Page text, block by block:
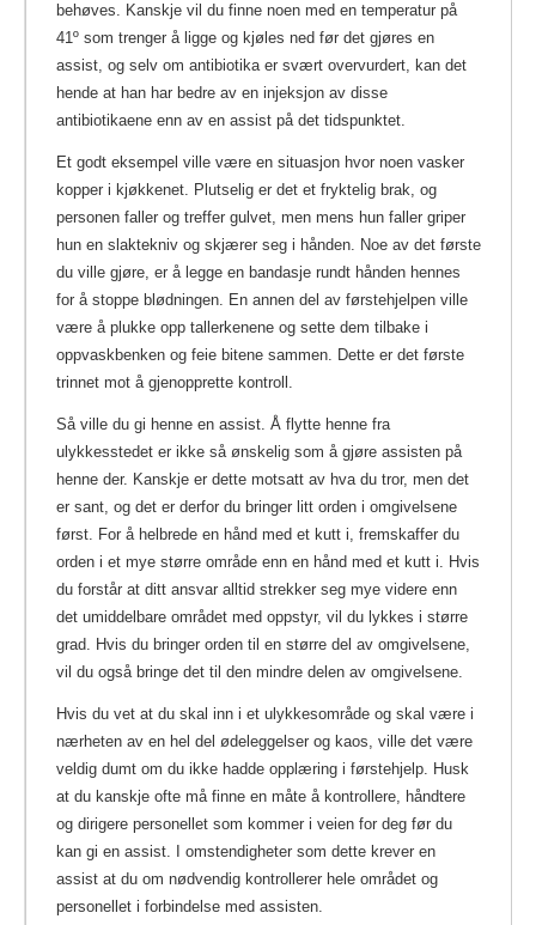
behøves. Kanskje vil du finne noen med en temperatur på
41º som trenger å ligge og kjøles ned før det gjøres en
assist, og selv om antibiotika er svært overvurdert, kan det
hende at han har bedre av en injeksjon av disse
antibiotikaene enn av en assist på det tidspunktet.
Et godt eksempel ville være en situasjon hvor noen vasker
kopper i kjøkkenet. Plutselig er det et fryktelig brak, og
personen faller og treffer gulvet, men mens hun faller griper
hun en slaktekniv og skjærer seg i hånden. Noe av det første
du ville gjøre, er å legge en bandasje rundt hånden hennes
for å stoppe blødningen. En annen del av førstehjelpen ville
være å plukke opp tallerkenene og sette dem tilbake i
oppvaskbenken og feie bitene sammen. Dette er det første
trinnet mot å gjenopprette kontroll.
Så ville du gi henne en assist. Å flytte henne fra
ulykkesstedet er ikke så ønskelig som å gjøre assisten på
henne der. Kanskje er dette motsatt av hva du tror, men det
er sant, og det er derfor du bringer litt orden i omgivelsene
først. For å helbrede en hånd med et kutt i, fremskaffer du
orden i et mye større område enn en hånd med et kutt i. Hvis
du forstår at ditt ansvar alltid strekker seg mye videre enn
det umiddelbare området med oppstyr, vil du lykkes i større
grad. Hvis du bringer orden til en større del av omgivelsene,
vil du også bringe det til den mindre delen av omgivelsene.
Hvis du vet at du skal inn i et ulykkesområde og skal være i
nærheten av en hel del ødeleggelser og kaos, ville det være
veldig dumt om du ikke hadde opplæring i førstehjelp. Husk
at du kanskje ofte må finne en måte å kontrollere, håndtere
og dirigere personellet som kommer i veien for deg før du
kan gi en assist. I omstendigheter som dette krever en
assist at du om nødvendig kontrollerer hele området og
personellet i forbindelse med assisten.